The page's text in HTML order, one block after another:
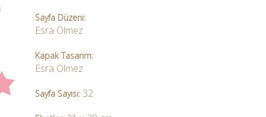
Sayfa Düzeni:
Esra Ölmez
Kapak Tasarım:
Esra Ölmez
Sayfa Sayısı: 32